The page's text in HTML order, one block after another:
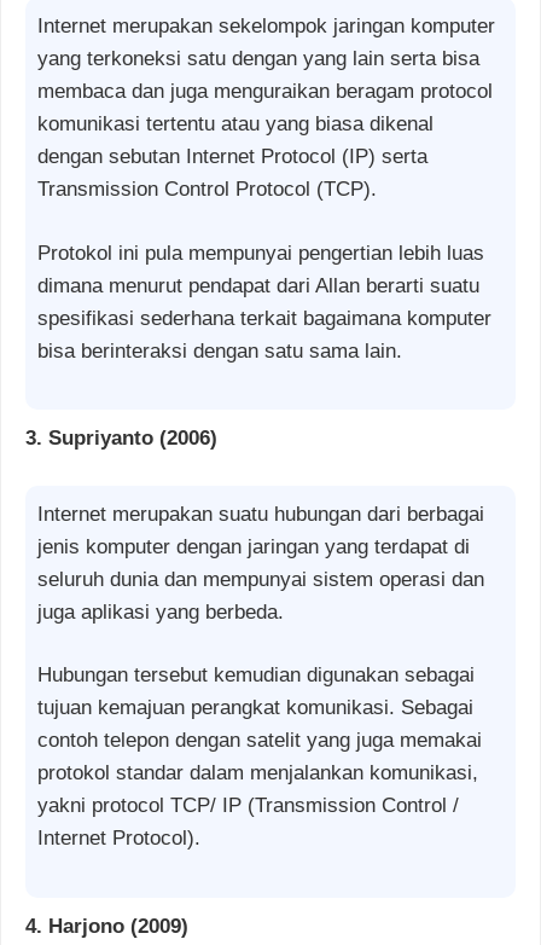
Internet merupakan sekelompok jaringan komputer
yang terkoneksi satu dengan yang lain serta bisa
membaca dan juga menguraikan beragam protocol
komunikasi tertentu atau yang biasa dikenal
dengan sebutan Internet Protocol (IP) serta
Transmission Control Protocol (TCP).
Protokol ini pula mempunyai pengertian lebih luas
dimana menurut pendapat dari Allan berarti suatu
spesifikasi sederhana terkait bagaimana komputer
bisa berinteraksi dengan satu sama lain.
3. Supriyanto (2006)
Internet merupakan suatu hubungan dari berbagai
jenis komputer dengan jaringan yang terdapat di
seluruh dunia dan mempunyai sistem operasi dan
juga aplikasi yang berbeda.
Hubungan tersebut kemudian digunakan sebagai
tujuan kemajuan perangkat komunikasi. Sebagai
contoh telepon dengan satelit yang juga memakai
protokol standar dalam menjalankan komunikasi,
yakni protocol TCP/ IP (Transmission Control /
Internet Protocol).
4. Harjono (2009)